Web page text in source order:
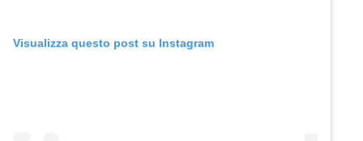
Visualizza questo post su Instagram